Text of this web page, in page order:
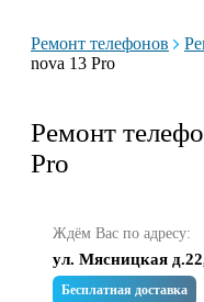
Ремонт телефонов
nova 13 Pro
Ремонт
Pro
Ждём Вас по адресу:
ул. Мясницкая
Бесплатная доставка